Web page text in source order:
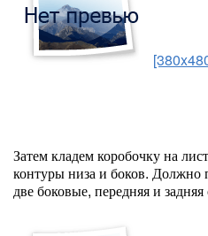
Затем кладем коробочку на
контуры низа и боков. Должно
две боковые, передняя и задняя